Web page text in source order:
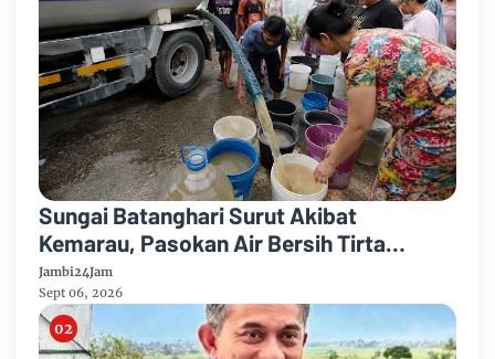
Sungai Batanghari Surut Akibat
Kemarau, Pasokan Air Bersih Tirta
Mayang Jambi Keruh
Jambi24Jam
Sept 06, 2026